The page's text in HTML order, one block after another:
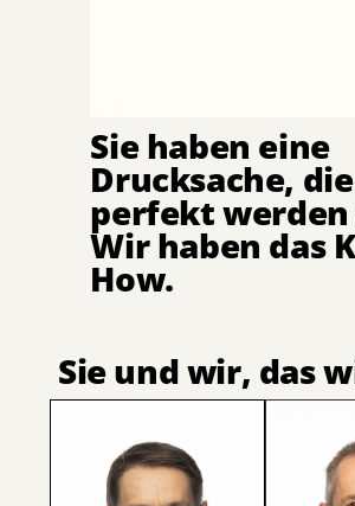
Sie haben eine
Drucksache, die
perfekt werden
Wir haben das
How.
Sie und wir, das